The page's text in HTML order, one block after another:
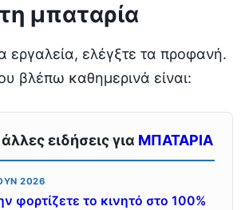
μπαταρία
εργαλεία, ελέγξτε τα προφανή.
βλέπω καθημερινά είναι:
άλλες ειδήσεις για ΜΠΑΤΑΡΙΑ
2026
φορτίζετε το κινητό στο 100%